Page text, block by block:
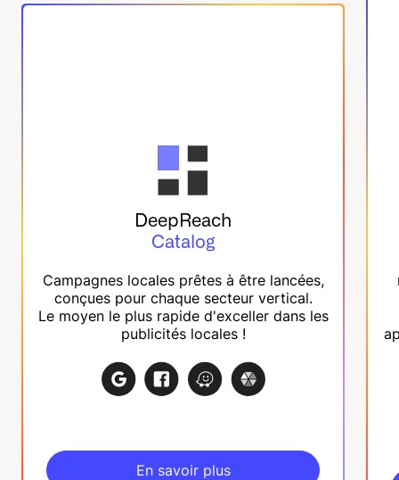
DeepReach
Catalog
Campagnes locales prêtes à être lancées,
conçues pour chaque secteur vertical.
Le moyen le plus rapide d'exceller dans les
publicités locales !
En savoir plus